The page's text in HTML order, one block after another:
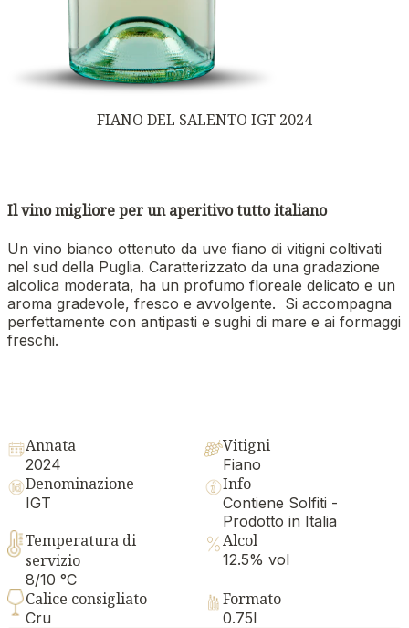
FIANO DEL SALENTO IGT 2024
Il vino migliore per un aperitivo tutto italiano
Un vino bianco ottenuto da uve fiano di vitigni coltivati
nel sud della Puglia. Caratterizzato da una gradazione
alcolica moderata, ha un profumo floreale delicato e un
aroma gradevole, fresco e avvolgente. Si accompagna
perfettamente con antipasti e sughi di mare e ai formaggi
freschi.
Annata
2024
Vitigni
Fiano
Denominazione
IGT
Info
Contiene Solfiti -
Prodotto in Italia
Temperatura di
servizio
8/10 °C
Alcol
12.5% vol
Calice consigliato
Cru
Formato
0.75l